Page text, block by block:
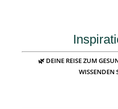
🌿 DEINE REISE ZUM
WISSENDEN